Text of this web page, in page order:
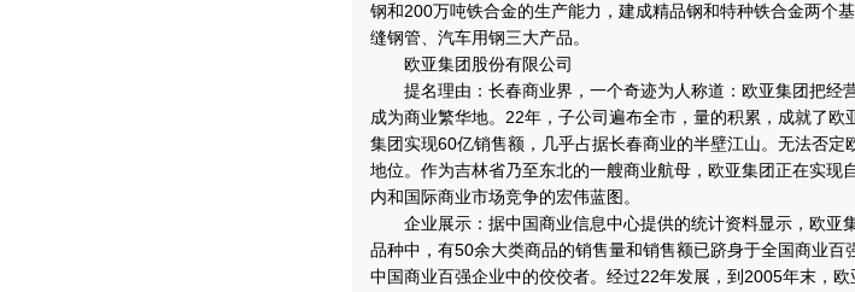
钢和200万吨铁合金的生产能力，建成精品钢和特种铁合金两个
缝钢管、汽车用钢三大产品。
欧亚集团股份有限公司
提名理由：长春商业界，一个奇迹为人称道：欧亚集团把经
成为商业繁华地。22年，子公司遍布全市，量的积累，成就了欧
集团实现60亿销售额，几乎占据长春商业的半壁江山。无法否定
地位。作为吉林省乃至东北的一艘商业航母，欧亚集团正在实现
内和国际商业市场竞争的宏伟蓝图。
企业展示：据中国商业信息中心提供的统计资料显示，欧亚
品种中，有50余大类商品的销售量和销售额已跻身于全国商业百
中国商业百强企业中的佼佼者。经过22年发展，到2005年末，